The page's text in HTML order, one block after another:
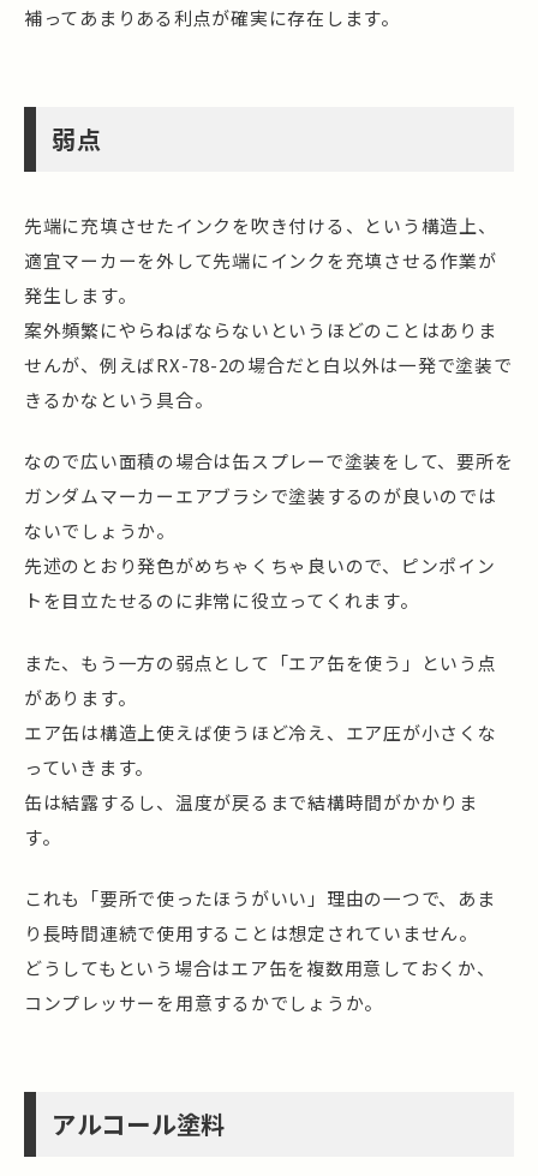
補ってあまりある利点が確実に存在します。
弱点
先端に充填させたインクを吹き付ける、という構造上、
適宜マーカーを外して先端にインクを充填させる作業が
発生します。
案外頻繁にやらねばならないというほどのことはありま
せんが、例えばRX-78-2の場合だと白以外は一発で塗装で
きるかなという具合。
なので広い面積の場合は缶スプレーで塗装をして、要所を
ガンダムマーカーエアブラシで塗装するのが良いのでは
ないでしょうか。
先述のとおり発色がめちゃくちゃ良いので、ピンポイン
トを目立たせるのに非常に役立ってくれます。
また、もう一方の弱点として「エア缶を使う」という点
があります。
エア缶は構造上使えば使うほど冷え、エア圧が小さくな
っていきます。
缶は結露するし、温度が戻るまで結構時間がかかりま
す。
これも「要所で使ったほうがいい」理由の一つで、あま
り長時間連続で使用することは想定されていません。
どうしてもという場合はエア缶を複数用意しておくか、
コンプレッサーを用意するかでしょうか。
アルコール塗料